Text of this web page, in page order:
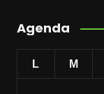
Agenda
L M